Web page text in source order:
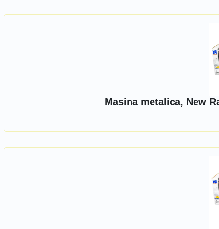
Masina metalica, New